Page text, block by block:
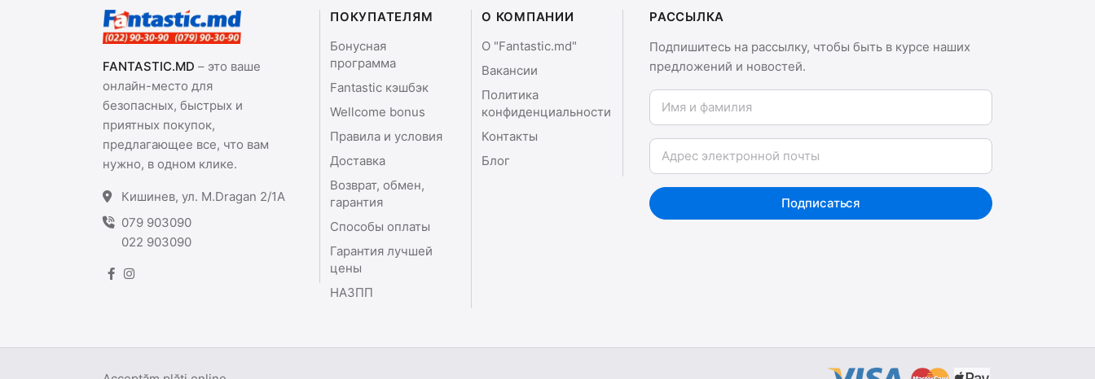
FANTASTIC.MD – это ваше
онлайн-место для
безопасных, быстрых и
приятных покупок,
предлагающее все, что вам
нужно, в одном клике.
Кишинев, ул. M.Dragan 2/1A
079 903090
022 903090
ПОКУПАТЕЛЯМ
Бонусная
программа
Fantastic кэшбэк
Wellcome bonus
Правила и условия
Доставка
Возврат, обмен,
гарантия
Способы оплаты
Гарантия лучшей
цены
НАЗПП
О КОМПАНИИ
О "Fantastic.md"
Вакансии
Политика
конфиденциальности
Контакты
Блог
РАССЫЛКА
Подпишитесь на рассылку, чтобы быть в курсе наших
предложений и новостей.
Имя и фамилия
Email
Подписаться